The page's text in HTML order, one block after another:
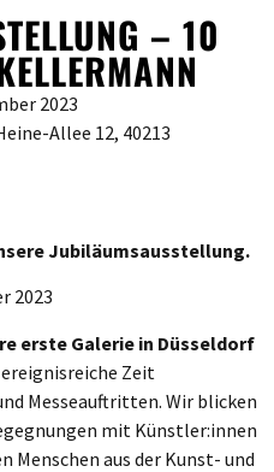
– 10
2023
Allee 12, 40213
Jubiläumsausstellung.
2023
erste Galerie in Düsseldorf
Zeit
Messeauftritten. Wir blicken
mit Künstler:innen
Menschen aus der Kunst- und